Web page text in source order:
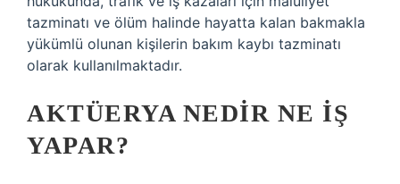
tazminatı ve ölüm halinde hayatta kalan bakmakla
yükümlü olunan kişilerin bakım kaybı tazminatı
olarak kullanılmaktadır.
AKTÜERYA NEDIR NE IŞ
YAPAR?